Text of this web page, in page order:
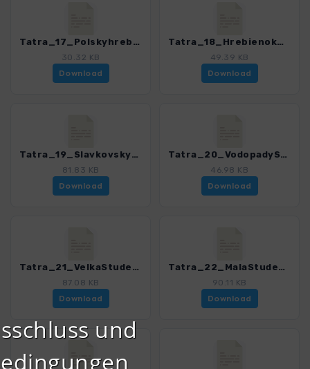
Tatra_17_Polskyhreben_VychodnaVysoka_Prielom_4503_7.gpx
30.32 KB
Download
Tatra_18_Hrebienok_4503_7.gpx
49.39 KB
Download
Tatra_19_Slavkovskystit_4503_7.gpx
81.83 KB
Download
Tatra_20_VodopadyStudenehopotoka_4503_7.gpx
46.98 KB
Download
Tatra_21_VelkaStudenadolina_4503_7.gpx
87.08 KB
Download
Tatra_22_MalaStudenadolina_4503_7.gpx
90.11 KB
Download
und